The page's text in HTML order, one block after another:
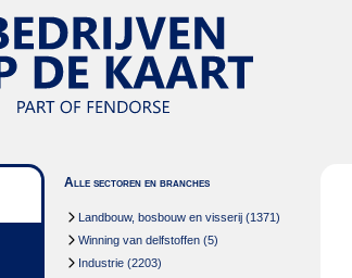
Alle sectoren en branches
Landbouw, bosbouw en visserij (1371)
Winning van delfstoffen (5)
Industrie (2203)